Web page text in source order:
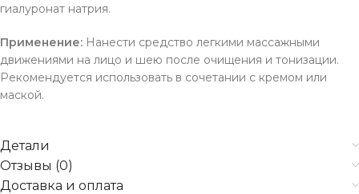
гиалуронат натрия.
Применение: Нанести средство легкими массажными
движениями на лицо и шею после очищения и тонизации.
Рекомендуется использовать в сочетании с кремом или
маской.
Детали
Отзывы (0)
Доставка и оплата